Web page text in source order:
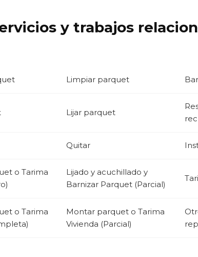
y trabajos
Limpiar parquet
Lijar parquet
Quitar
o Tarima
Lijado y acuchillado y
Barnizar Parquet (Parcial)
o Tarima
Montar parquet o Tarima
Vivienda (Parcial)